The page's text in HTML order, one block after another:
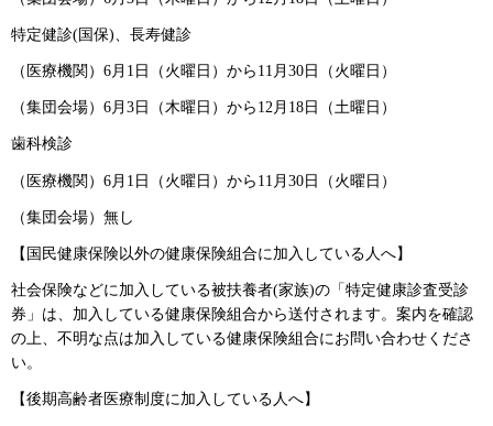
特定健診(国保)、長寿健診
（医療機関）6月1日（火曜日）から11月30日（火曜日）
（集団会場）6月3日（木曜日）から12月18日（土曜日）
歯科検診
（医療機関）6月1日（火曜日）から11月30日（火曜日）
（集団会場）無し
【国民健康保険以外の健康保険組合に加入している人へ】
社会保険などに加入している被扶養者(家族)の「特定健康診査受診
券」は、加入している健康保険組合から送付されます。案内を確認
の上、不明な点は加入している健康保険組合にお問い合わせくださ
い。
【後期高齢者医療制度に加入している人へ】